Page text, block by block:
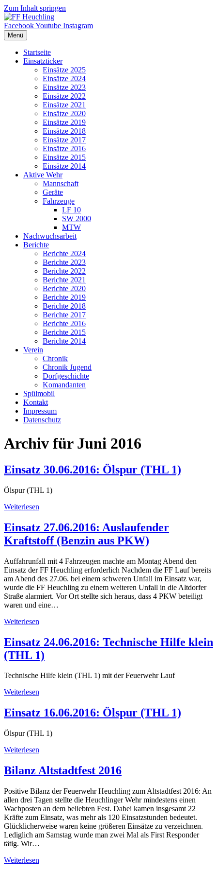
Zum Inhalt springen
FacebookYoutube Instagram
Menü
Startseite
Einsatzticker
Einsätze 2025
Einsätze 2024
Einsätze 2023
Einsätze 2022
Einsätze 2021
Einsätze 2020
Einsätze 2019
Einsätze 2018
Einsätze 2017
Einsätze 2016
Einsätze 2015
Einsätze 2014
Aktive Wehr
Mannschaft
Geräte
Fahrzeuge
LF 10
SW 2000
MTW
Nachwuchsarbeit
Berichte
Berichte 2024
Berichte 2023
Berichte 2022
Berichte 2021
Berichte 2020
Berichte 2019
Berichte 2018
Berichte 2017
Berichte 2016
Berichte 2015
Berichte 2014
Verein
Chronik
Chronik Jugend
Dorfgeschichte
Komandanten
Spülmobil
Kontakt
Impressum
Datenschutz
Archiv für Juni 2016
Einsatz 30.06.2016: Ölspur (THL 1)
Ölspur (THL 1)
Weiterlesen
Einsatz 27.06.2016: Auslaufender
Kraftstoff (Benzin aus PKW)
Auffahrunfall mit 4 Fahrzeugen machte am Montag Abend den
Einsatz der FF Heuchling erforderlich Nachdem die FF Lauf bereits
am Abend des 27.06. bei einem schweren Unfall im Einsatz war,
wurde die FF Heuchling zu einem weiteren Unfall in die Altdorfer
Straße alarmiert. Vor Ort stellte sich heraus, dass 4 PKW beteiligt
waren und eine…
Weiterlesen
Einsatz 24.06.2016: Technische Hilfe klein
(THL 1)
Technische Hilfe klein (THL 1) mit der Feuerwehr Lauf
Weiterlesen
Einsatz 16.06.2016: Ölspur (THL 1)
Ölspur (THL 1)
Weiterlesen
Bilanz Altstadtfest 2016
Positive Bilanz der Feuerwehr Heuchling zum Altstadtfest 2016: An
allen drei Tagen stellte die Heuchlinger Wehr mindestens einen
Wachposten an dem beliebten Fest. Dabei kamen insgesamt 22
Kräfte zum Einsatz, was mehr als 120 Einsatzstunden bedeutet.
Glücklicherweise waren keine größeren Einsätze zu verzeichnen.
Lediglich am Samstag wurde man zwei Mal als First Responder
tätig. Wir…
Weiterlesen